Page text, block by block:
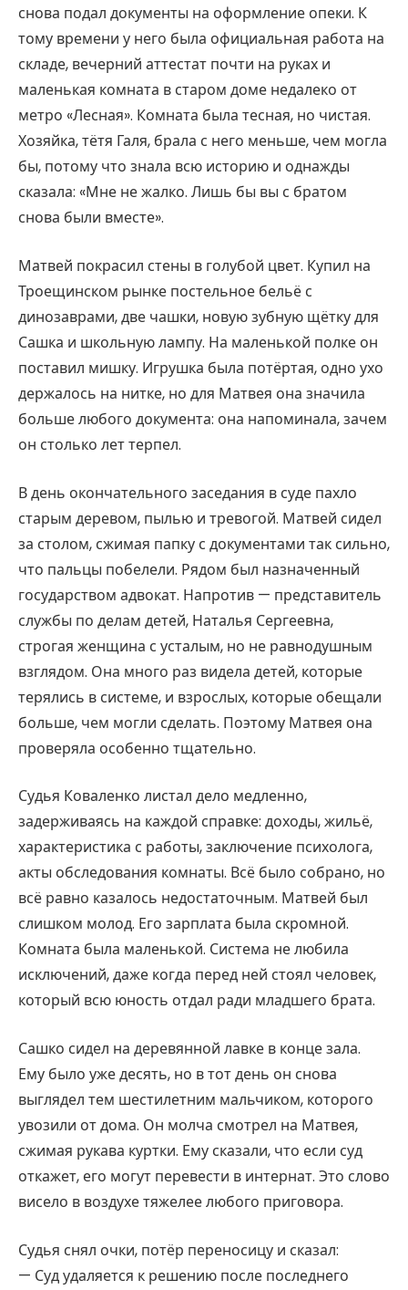
снова подал документы на оформление опеки. К
тому времени у него была официальная работа на
складе, вечерний аттестат почти на руках и
маленькая комната в старом доме недалеко от
метро «Лесная». Комната была тесная, но чистая.
Хозяйка, тётя Галя, брала с него меньше, чем могла
бы, потому что знала всю историю и однажды
сказала: «Мне не жалко. Лишь бы вы с братом
снова были вместе».
Матвей покрасил стены в голубой цвет. Купил на
Троещинском рынке постельное бельё с
динозаврами, две чашки, новую зубную щётку для
Сашка и школьную лампу. На маленькой полке он
поставил мишку. Игрушка была потёртая, одно ухо
держалось на нитке, но для Матвея она значила
больше любого документа: она напоминала, зачем
он столько лет терпел.
В день окончательного заседания в суде пахло
старым деревом, пылью и тревогой. Матвей сидел
за столом, сжимая папку с документами так сильно,
что пальцы побелели. Рядом был назначенный
государством адвокат. Напротив — представитель
службы по делам детей, Наталья Сергеевна,
строгая женщина с усталым, но не равнодушным
взглядом. Она много раз видела детей, которые
терялись в системе, и взрослых, которые обещали
больше, чем могли сделать. Поэтому Матвея она
проверяла особенно тщательно.
Судья Коваленко листал дело медленно,
задерживаясь на каждой справке: доходы, жильё,
характеристика с работы, заключение психолога,
акты обследования комнаты. Всё было собрано, но
всё равно казалось недостаточным. Матвей был
слишком молод. Его зарплата была скромной.
Комната была маленькой. Система не любила
исключений, даже когда перед ней стоял человек,
который всю юность отдал ради младшего брата.
Сашко сидел на деревянной лавке в конце зала.
Ему было уже десять, но в тот день он снова
выглядел тем шестилетним мальчиком, которого
увозили от дома. Он молча смотрел на Матвея,
сжимая рукава куртки. Ему сказали, что если суд
откажет, его могут перевести в интернат. Это слово
висело в воздухе тяжелее любого приговора.
Судья снял очки, потёр переносицу и сказал:
— Суд удаляется к решению после последнего